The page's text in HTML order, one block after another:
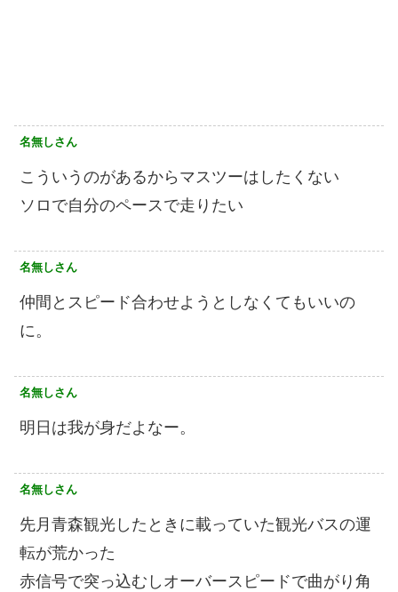
名無しさん
こういうのがあるからマスツーはしたくない
ソロで自分のペースで走りたい
名無しさん
仲間とスピード合わせようとしなくてもいいの
に。
名無しさん
明日は我が身だよなー。
名無しさん
先月青森観光したときに載っていた観光バスの運
転が荒かった
赤信号で突っ込むしオーバースピードで曲がり角